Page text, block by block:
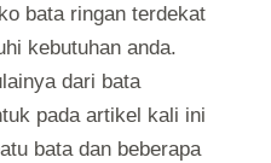
bata ringan terdekat
kebutuhan anda.
dari bata
pada artikel kali ini
bata dan beberapa